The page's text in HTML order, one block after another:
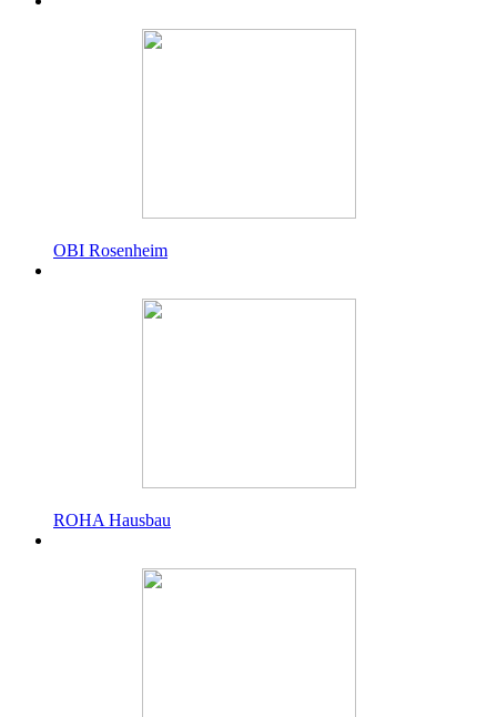
OBI Rosenheim
ROHA Hausbau